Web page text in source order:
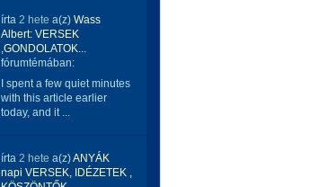
írta 2 hete a(z) Wass
Albert: VERSEK
,GONDOLATOK...
fórumtémában:
I spent a few quiet minutes
with this article earlier
today, and it ...
írta 2 hete a(z)ANYÁK
napi VERSEK, IDÉZETEK ,